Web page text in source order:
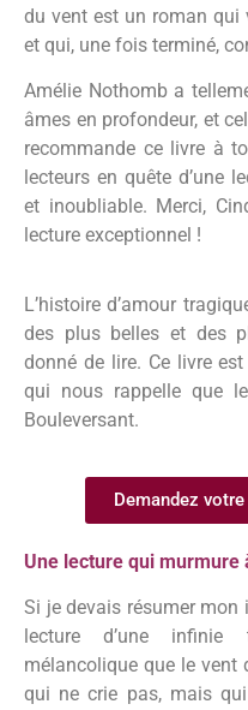
du vent est un roman qui
et qui, une fois terminé,
Amélie Nothomb a
âmes en profondeur, et
recommande ce livre à
lecteurs en quête d’une
et inoubliable. Merci,
lecture exceptionnel !
L’histoire d’amour
des plus belles et des
donné de lire. Ce livre
qui nous rappelle que
Bouleversant.
Demandez
Une lecture qui murmure
Si je devais résumer mon
lecture d’une infinie
mélancolique que le vent
qui ne crie pas, mais